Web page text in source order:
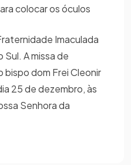
colocar os óculos
Imaculada
A missa de
dom Frei Cleonir
25 de dezembro, às
Senhora da